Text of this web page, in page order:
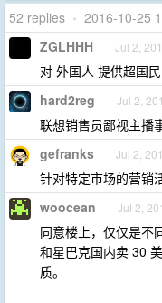
52 replies • 2016-10-25
ZGLHHH Jul 2,
对 外国人 提供超国
hard2reg Jul 2,
联想销售员鄙视主播
gefranks Jul 2,
针对特定市场的营销
woocean Jul 2,
同意楼上，仅仅是不
和星巴克国内卖 30
质。